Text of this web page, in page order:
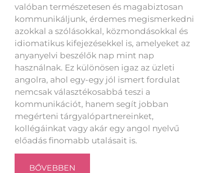
valóban természetesen és magabiztosan
kommunikáljunk, érdemes megismerkedni
azokkal a szólásokkal, közmondásokkal és
idiomatikus kifejezésekkel is, amelyeket az
anyanyelvi beszélők nap mint nap
használnak. Ez különösen igaz az üzleti
angolra, ahol egy-egy jól ismert fordulat
nemcsak választékosabbá teszi a
kommunikációt, hanem segít jobban
megérteni tárgyalópartnereinket,
kollégáinkat vagy akár egy angol nyelvű
előadás finomabb utalásait is.
BŐVEBBEN